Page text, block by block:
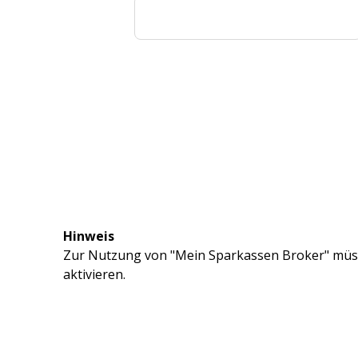
Hinweis
Zur Nutzung von "Mein Sparkassen Broker"
aktivieren.